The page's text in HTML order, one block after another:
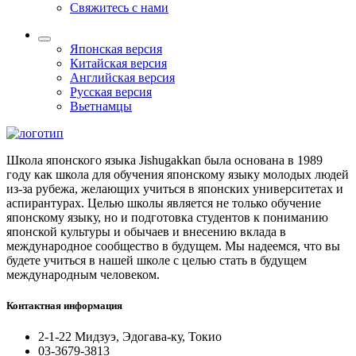
Свяжитесь с нами
Японская версия
Китайская версия
Английская версия
Русская версия
Вьетнамцы
Школа японского языка Jishugakkan была основана в 1989
году как школа для обучения японскому языку молодых людей
из-за рубежа, желающих учиться в японских университетах и
аспирантурах. Целью школы является не только обучение
японскому языку, но и подготовка студентов к пониманию
японской культуры и обычаев и внесению вклада в
международное сообщество в будущем. Мы надеемся, что вы
будете учиться в нашей школе с целью стать в будущем
международным человеком.
Контактная информация
2-1-22 Мидзуэ, Эдогава-ку, Токио
03-3679-3813